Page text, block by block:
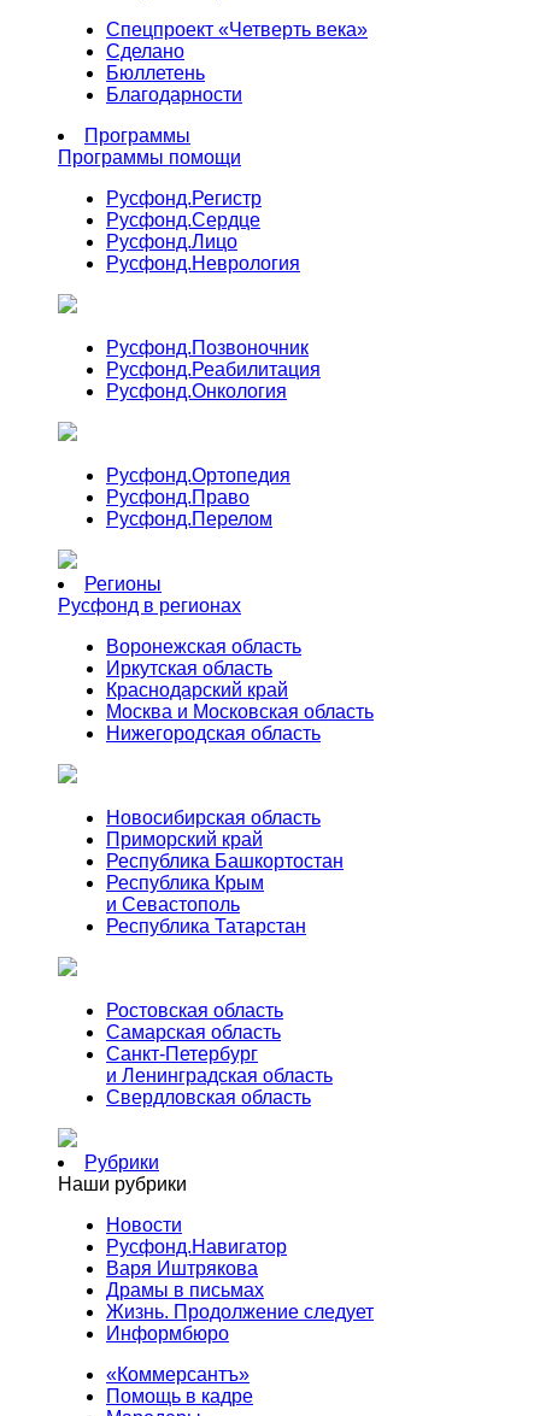
Спецпроект «Четверть века»
Сделано
Бюллетень
Благодарности
Программы
Программы помощи
Русфонд.Регистр
Русфонд.Сердце
Русфонд.Лицо
Русфонд.Неврология
Русфонд.Позвоночник
Русфонд.Реабилитация
Русфонд.Онкология
Русфонд.Ортопедия
Русфонд.Право
Русфонд.Перелом
Регионы
Русфонд в регионах
Воронежская область
Иркутская область
Краснодарский край
Москва и Московская область
Нижегородская область
Новосибирская область
Приморский край
Республика Башкортостан
Республика Крым
и Севастополь
Республика Татарстан
Ростовская область
Самарская область
Санкт-Петербург
и Ленинградская область
Свердловская область
Рубрики
Наши рубрики
Новости
Русфонд.Навигатор
Варя Иштрякова
Драмы в письмах
Жизнь. Продолжение следует
Информбюро
«Коммерсантъ»
Помощь в кадре